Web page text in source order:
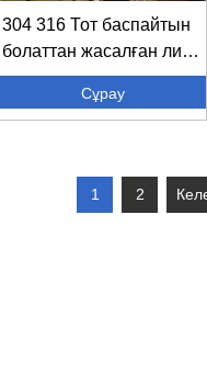
304 316 Тот баспайтын
болаттан жасалған лифт
есігі C...
Сұрау
1 2